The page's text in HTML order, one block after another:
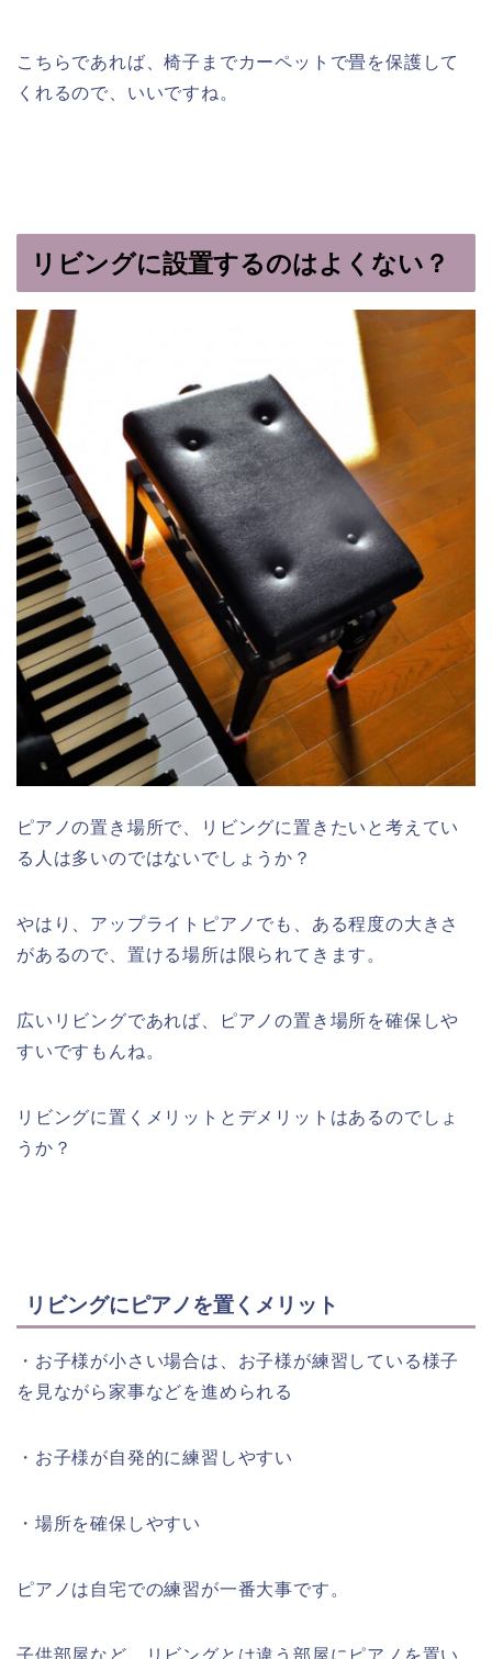
こちらであれば、椅子までカーペットで畳を保護して
くれるので、いいですね。
リビングに設置するのはよくない？
ピアノの置き場所で、リビングに置きたいと考えてい
る人は多いのではないでしょうか？
やはり、アップライトピアノでも、ある程度の大きさ
があるので、置ける場所は限られてきます。
広いリビングであれば、ピアノの置き場所を確保しや
すいですもんね。
リビングに置くメリットとデメリットはあるのでしょ
うか？
リビングにピアノを置くメリット
・お子様が小さい場合は、お子様が練習している様子
を見ながら家事などを進められる
・お子様が自発的に練習しやすい
・場所を確保しやすい
ピアノは自宅での練習が一番大事です。
子供部屋など、リビングとは違う部屋にピアノを置い